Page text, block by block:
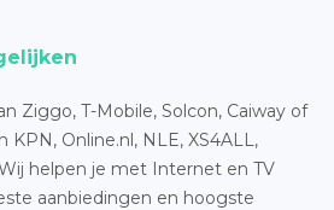
Ziggo, T-Mobile, Solcon, Caiway of
KPN, Online.nl, NLE, XS4ALL,
helpen je met Internet en TV
aanbiedingen en hoogste